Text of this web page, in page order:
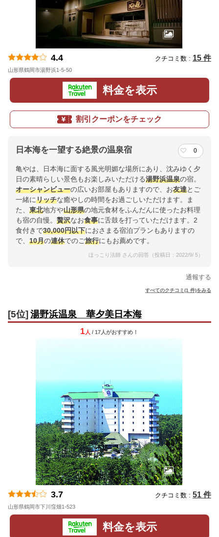
4.4 クチコミ数 : 15 件
山形県鶴岡市湯野浜1-5-50
料金を表示
割引クーポンをチェック
日本海を一望する絶景の温泉宿 0
亀やは、日本海に面する風光明媚な場所にあり、沈みゆく夕
日の素晴らしい景色もお楽しみいただける湯野浜温泉の宿。
オーシャンビューの広いお部屋もありますので、お友達とご
一緒にリッチな癒やしの時間をお過ごしいただけます。ま
た、 東北地方や山形県の地元食材をふんだんに使ったお料理
も宿の自慢。 贅沢なお食事に舌鼓を打っていただけます。2
食付きで30,000円以下におさまる宿泊プランもありますの
で、 10月の連休でのご旅行にもお薦めです。
ほっこり法師 さんの回答（投稿日：2022/9/ 5）
通報する
すべてのクチコミ(1 件)をみる
[5位] 湯野浜温泉 華夕美日本海
1 人 / 17人がおすすめ！
3.7 クチコミ数 : 51 件
山形県鶴岡市下川窪畑1-523
料金を表示